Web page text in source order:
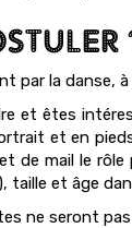
par la danse,
et êtes
et en
de mail le
et âge
ne seront